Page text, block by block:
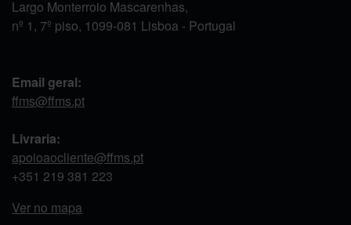
Largo Monterroio Mascarenhas,
nº 1, 7º piso, 1099-081 Lisboa - Portugal
Email geral:
ffms@ffms.pt
Livraria:
apoioaocliente@ffms.pt
+351 219 381 223
Ver no mapa